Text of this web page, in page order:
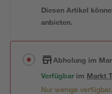
Diesen Artikel
anbieten.
Abholung im
Verfügbar im Markt
Nur wenige